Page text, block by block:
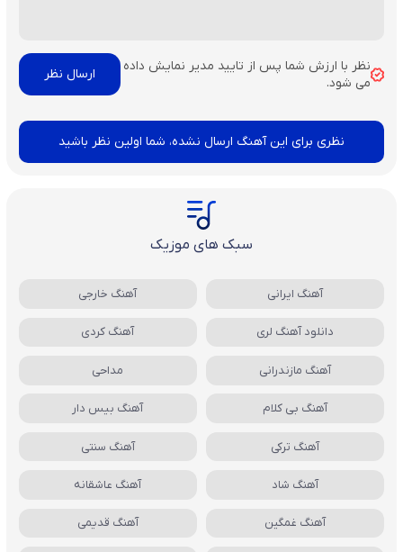
نظر با ارزش شما پس از تایید مدیر نمایش داده
می شود.
نظری برای این آهنگ ارسال نشده، شما اولین نظر باشید
سبک های موزیک
آهنگ ایرانی آهنگ خارجی
دانلود آهنگ لری آهنگ کردی
آهنگ مازندرانی مداحی
آهنگ بی کلام آهنگ بیس دار
آهنگ ترکی آهنگ سنتی
آهنگ شاد آهنگ عاشقانه
آهنگ غمگین آهنگ قدیمی